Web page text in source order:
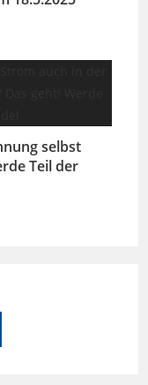
selbst
Teil der